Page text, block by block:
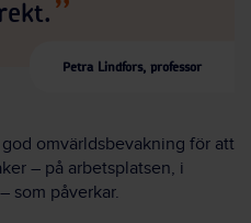
Petra Lindfors, professor
omvärldsbevakning för att
– på arbetsplatsen, i
som påverkar.